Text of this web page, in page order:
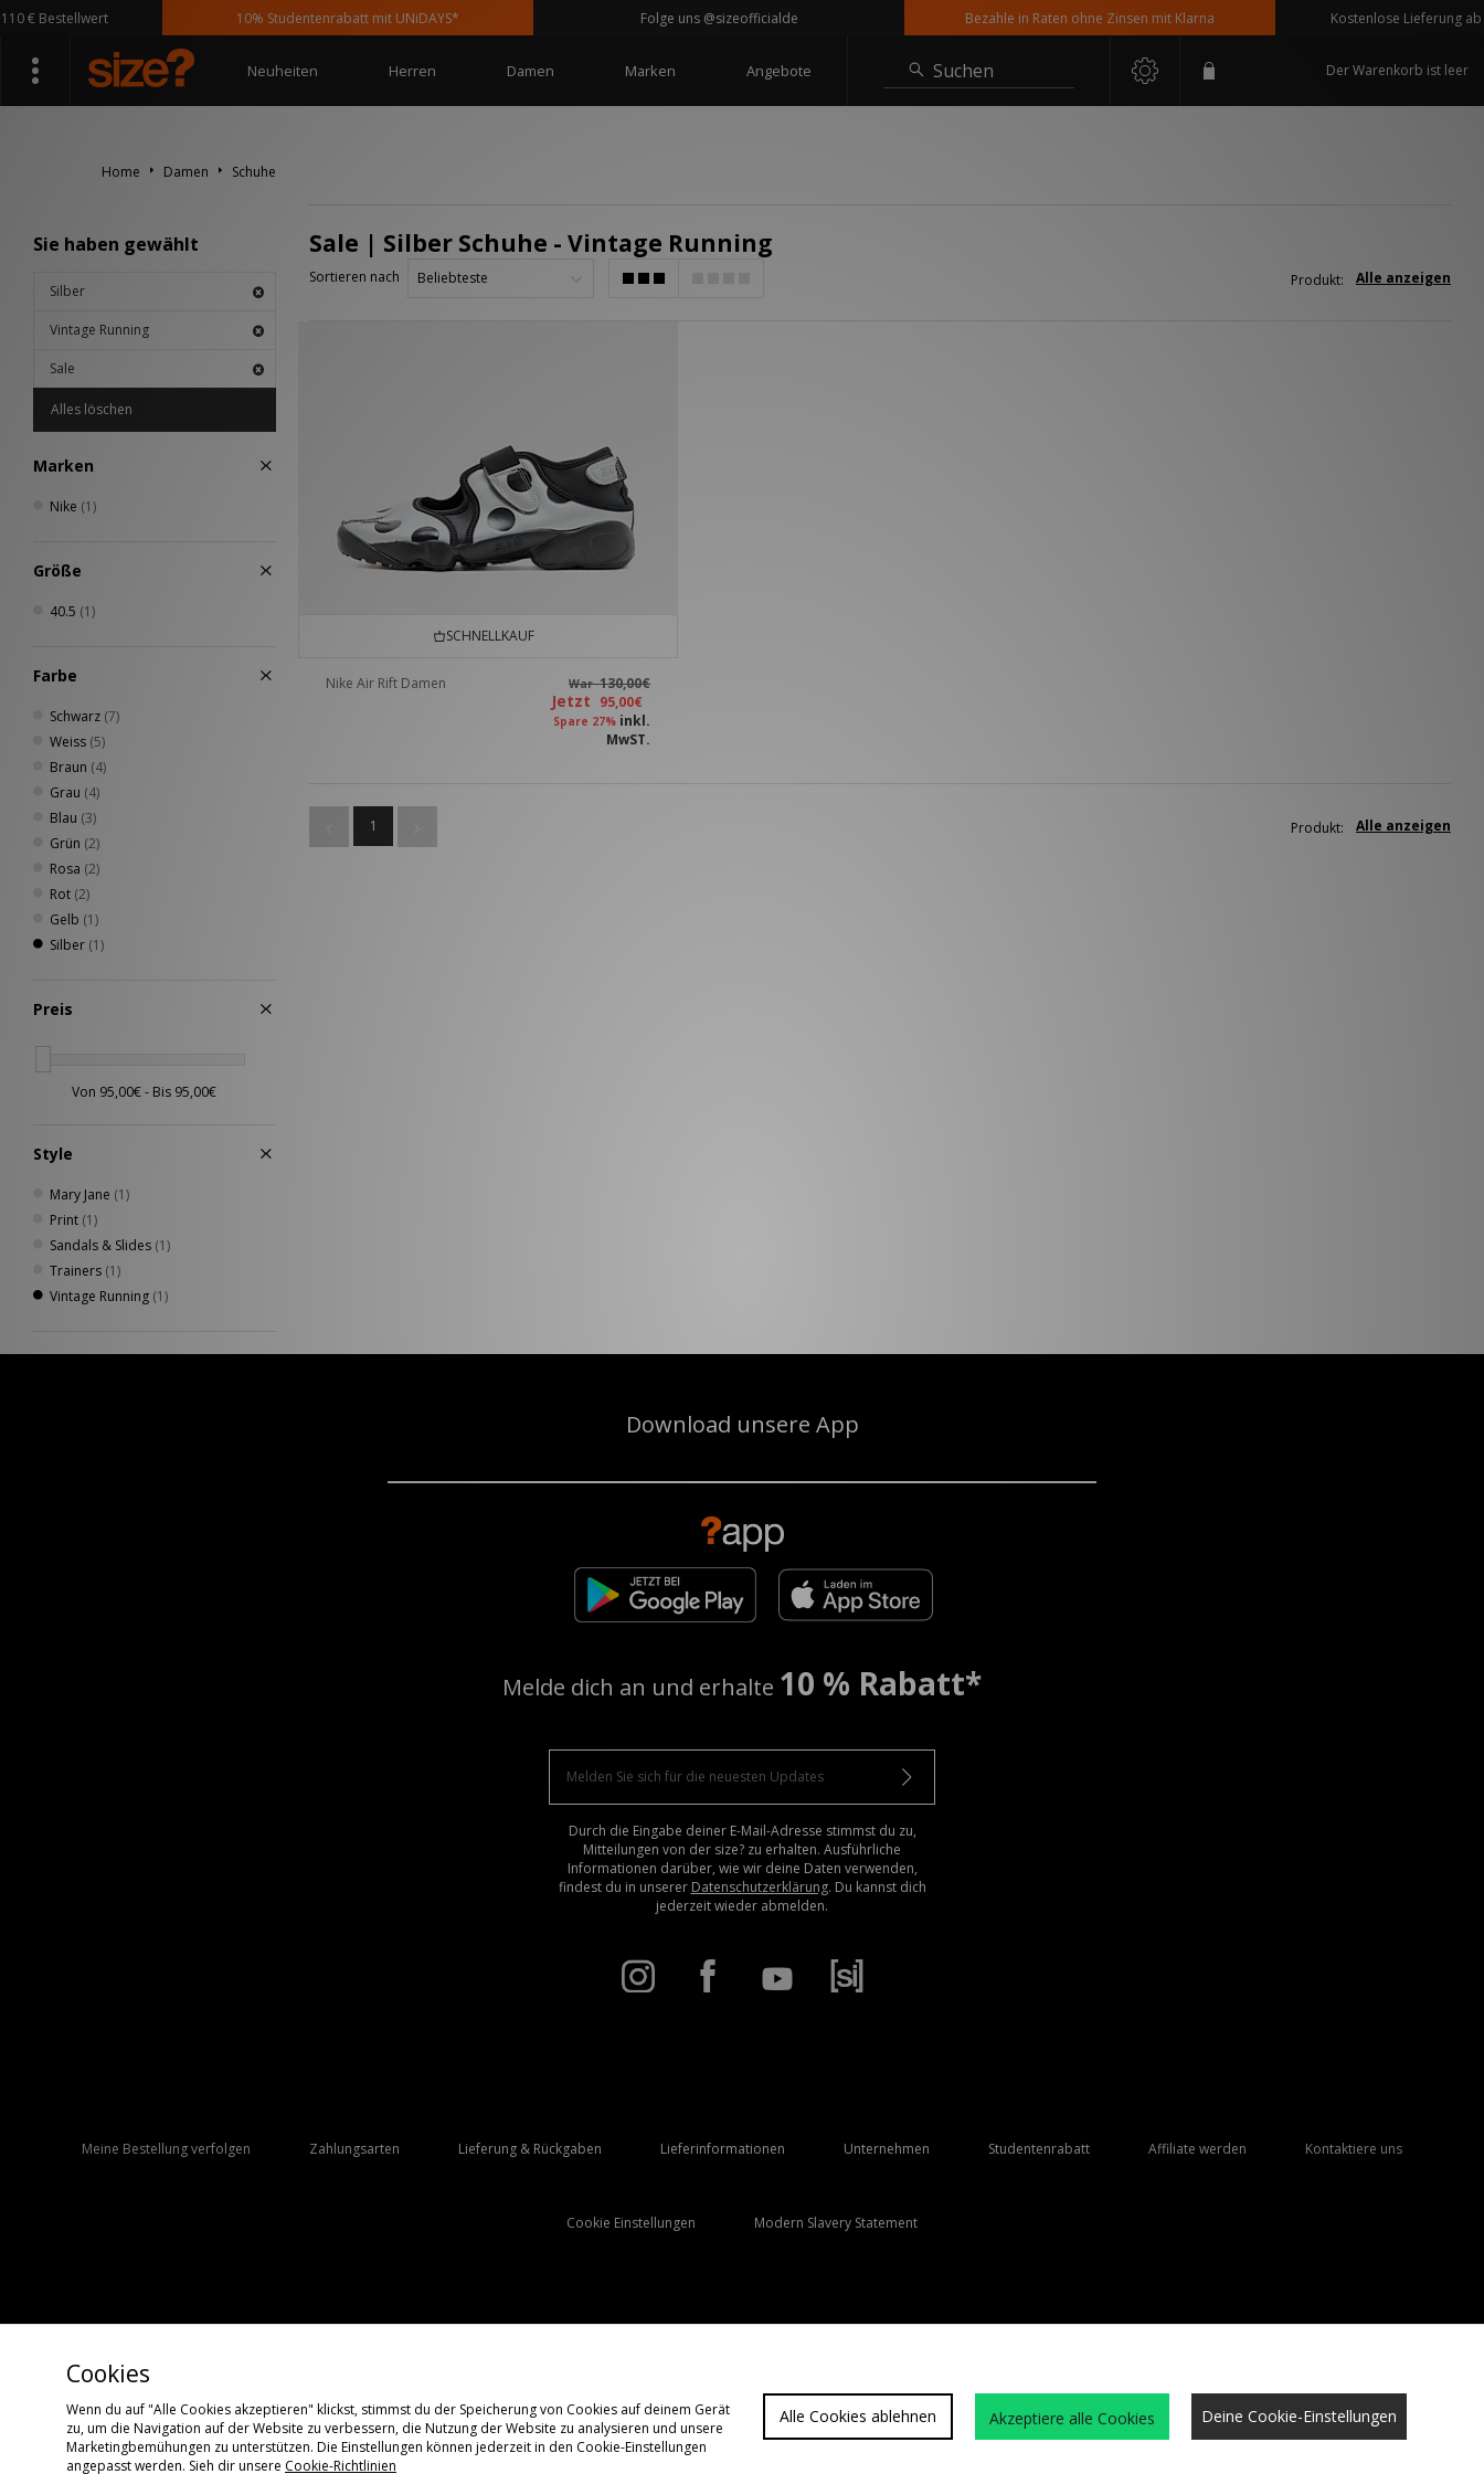
Bestellwert 10% Studentenrabatt mit UNiDAYS* Folge uns @sizeofficialde Bezahle in Raten ohne Zinsen mit Klarna Kostenlose Lieferung ab
Neuheiten Herren Damen Marken Angebote Suchen Der Warenkorb ist leer
Home Damen Schuhe
Sie haben gewählt
Silber
Vintage Running
Sale
Alles löschen
Marken
Nike (1)
Größe
40.5 (1)
Farbe
Schwarz (7)
Weiss (5)
Braun (4)
Grau (4)
Blau (3)
Grün (2)
Rosa (2)
Rot (2)
Gelb (1)
Silber (1)
Preis
Style
Mary Jane (1)
Print (1)
Sandals & Slides (1)
Trainers (1)
Vintage Running (1)
Sale | Silber Schuhe - Vintage Running
Sortieren nach Alle anzeigen
Produkt:
SCHNELLKAUF
Nike Air Rift Damen War130,00€
Jetzt 95,00€
Spare 27% inkl.
MwST.
1 Alle anzeigen
Produkt:
Download unsere App
Melde dich an und erhalte 10 % Rabatt*
Durch die Eingabe deiner E-Mail-Adresse stimmst du zu,
Mitteilungen von der size? zu erhalten. Ausführliche
Informationen darüber, wie wir deine Daten verwenden,
findest du in unserer Datenschutzerklärung. Du kannst dich
jederzeit wieder abmelden.
Meine Bestellung verfolgen Zahlungsarten Lieferung & Rückgaben Lieferinformationen Unternehmen Studentenrabatt Affiliate werden Kontaktiere uns
Cookie Einstellungen Modern Slavery Statement
FAQs Allgemeine Geschäftsbedingungen Cookies Karriere Website-Sicherheit Datenschutz
Copyright © 2026 size? Alle Rechte vorbehalten.
Cookies
Wenn du auf "Alle Cookies akzeptieren" klickst, stimmst du der Speicherung von Cookies auf deinem Gerät
zu, um die Navigation auf der Website zu verbessern, die Nutzung der Website zu analysieren und unsere
Marketingbemühungen zu unterstützen. Die Einstellungen können jederzeit in den Cookie-Einstellungen
angepasst werden. Sieh dir unsere Cookie-Richtlinien
Deine Cookie-Einstellungen
Akzeptiere alle Cookies
Alle Cookies ablehnen